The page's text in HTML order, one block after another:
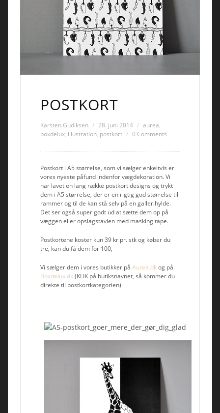
POSTKORT
Karsten Gudiksen 28. juni 2014 aurea,
boxdelux, illustration, postkort 0 Comments
Postkort i A5 størrelse, som vi sælger enkeltvis er
vores nyeste påfund indenfor vægdekoration. Vi
har lavet en lang række postkort designs og trykt
dem i A5 størrelse, der er en rigtig god størrelse til
rammer og til de kan stå selv på en gallerihylde.
Det ser også super godt ud at sætte dem op på
væggen eller opslagstavlen med masking tape.
Postkortene koster kun 39 kr pr. stk og køber du
tre, kan du få dem for 100,-
Vi sælger dem i vores butikker på Aurea.dkog på
Boxdelux.dk(KLIK på butiksnavnet, så kommer du
direkte til postkortkategorien)